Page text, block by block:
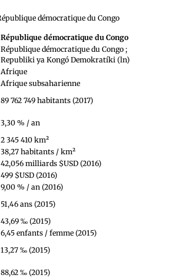
République démocratique du Congo
République démocratique du Congo ;
Republiki ya Kongó Demokratíki (ln)
Afrique
Afrique subsaharienne
89 762 749 habitants (2017)
3,30 % / an
2 345 410 km²
38,27 habitants / km²
42,056 milliards $USD (2016)
499 $USD (2016)
9,00 % / an (2016)
51,46 ans (2015)
43,69 ‰ (2015)
6,45 enfants / femme (2015)
13,27 ‰ (2015)
88,62 ‰ (2015)